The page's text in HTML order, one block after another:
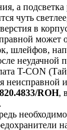
а подсветка
чуть
в
может
шлейфов,
неудачной
T-CON
неисправной
ROH,